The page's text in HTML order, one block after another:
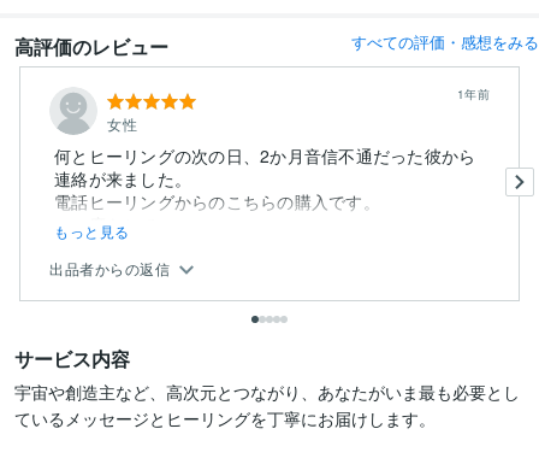
高評価のレビュー すべての評価・感想をみる
女性
1年前
何とヒーリングの次の日、2か月音信不通だった彼から
連絡が来ました。
電話ヒーリングからのこちらの購入です。
この度もとて...
もっと見る
出品者からの返信
サービス内容
宇宙や創造主など、高次元とつながり、あなたがいま最も必要とし
ているメッセージとヒーリングを丁寧にお届けします。